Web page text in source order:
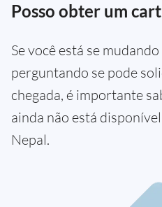
Posso obter um
Se você está se
perguntando se pode
chegada, é importante
ainda não está
Nepal.